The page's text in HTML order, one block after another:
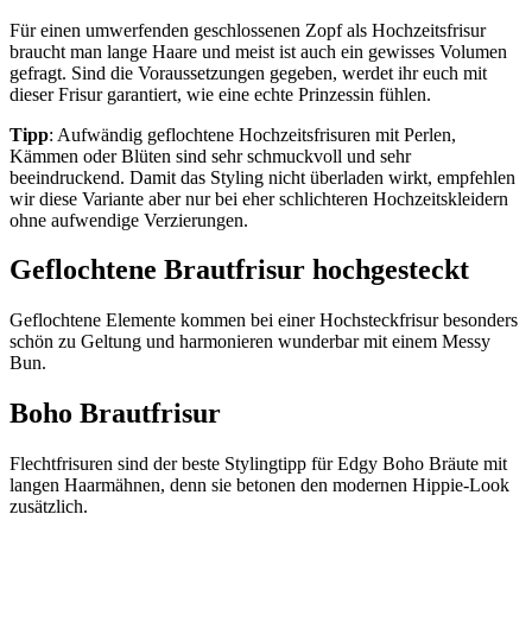
Für einen umwerfenden geschlossenen Zopf als Hochzeitsfrisur
braucht man lange Haare und meist ist auch ein gewisses Volumen
gefragt. Sind die Voraussetzungen gegeben, werdet ihr euch mit
dieser Frisur garantiert, wie eine echte Prinzessin fühlen.
Tipp: Aufwändig geflochtene Hochzeitsfrisuren mit Perlen,
Kämmen oder Blüten sind sehr schmuckvoll und sehr
beeindruckend. Damit das Styling nicht überladen wirkt, empfehlen
wir diese Variante aber nur bei eher schlichteren Hochzeitskleidern
ohne aufwendige Verzierungen.
Geflochtene Brautfrisur hochgesteckt
Geflochtene Elemente kommen bei einer Hochsteckfrisur besonders
schön zu Geltung und harmonieren wunderbar mit einem Messy
Bun.
Boho Brautfrisur
Flechtfrisuren sind der beste Stylingtipp für Edgy Boho Bräute mit
langen Haarmähnen, denn sie betonen den modernen Hippie-Look
zusätzlich.